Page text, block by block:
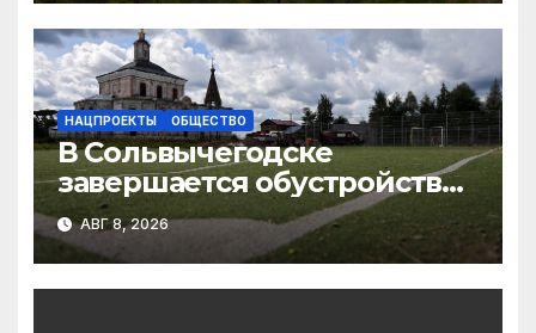
НАЦПРОЕКТЫ ОБЩЕСТВО
В Сольвычегодске
завершается обустройство
волейбольной и
баскетбольной площадок
АВГ 8, 2026